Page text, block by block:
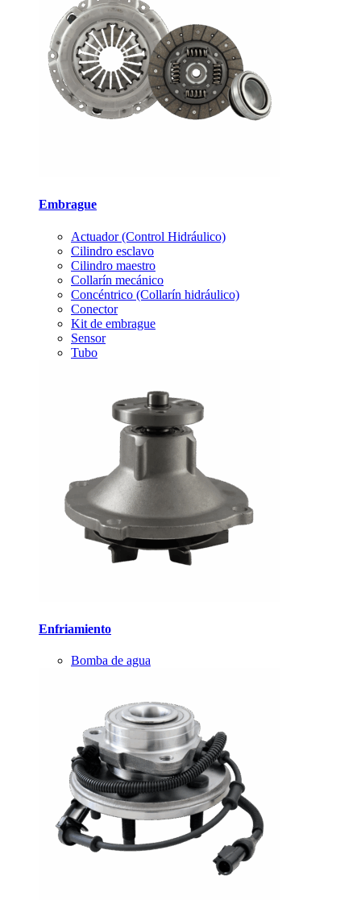
Embrague
Actuador (Control Hidráulico)
Cilindro esclavo
Cilindro maestro
Collarín mecánico
Concéntrico (Collarín hidráulico)
Conector
Kit de embrague
Sensor
Tubo
Enfriamiento
Bomba de agua